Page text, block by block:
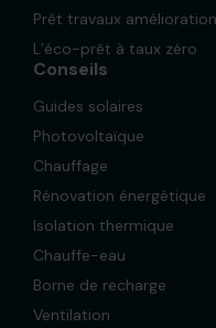
Prêt travaux
L’éco-prêt à taux zéro
Conseils
Guides solaires
Photovoltaïque
Chauffage
Rénovation énergétique
Isolation thermique
Chauffe-eau
Borne de recharge
Ventilation